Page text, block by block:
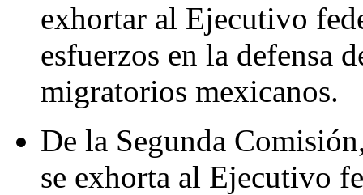
exhortar al Ejecutivo
esfuerzos en la defensa
migratorios mexicanos.
De la Segunda
se exhorta al Ejecutivo